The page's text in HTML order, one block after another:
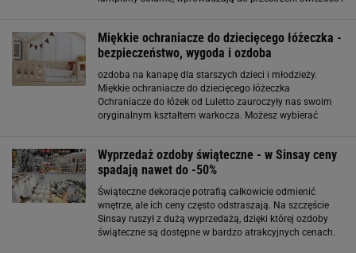
Miękkie ochraniacze do dziecięcego łóżeczka -
bezpieczeństwo, wygoda i ozdoba
ozdoba na kanapę dla starszych dzieci i młodzieży.
Miękkie ochraniacze do dziecięcego łóżeczka
Ochraniacze do łóżek od Luletto zauroczyły nas swoim
oryginalnym kształtem warkocza. Możesz wybierać
miękkiemu
Wyprzedaż ozdoby świąteczne - w Sinsay ceny
spadają nawet do -50%
Świąteczne dekoracje potrafią całkowicie odmienić
wnętrze, ale ich ceny często odstraszają. Na szczęście
Sinsay ruszył z dużą wyprzedażą, dzięki której ozdoby
świąteczne są dostępne w bardzo atrakcyjnych cenach.